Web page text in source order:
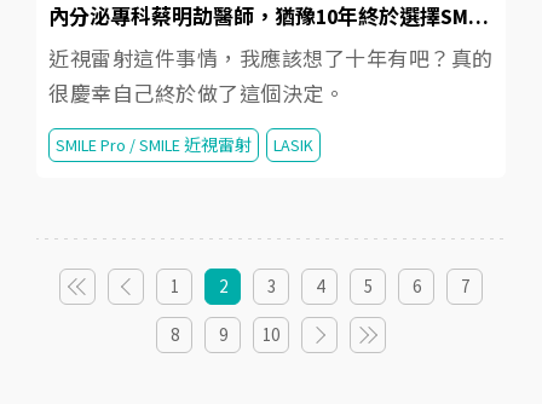
內分泌專科蔡明劼醫師，猶豫10年終於選擇SMILE Pro 2.0近視雷射！
近視雷射這件事情，我應該想了十年有吧？真的
很慶幸自己終於做了這個決定。
SMILE Pro / SMILE 近視雷射 LASIK
1 2 3 4 5 6 7
8 9 10